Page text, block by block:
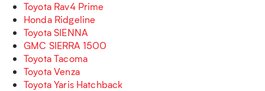
Toyota Rav4 Prime
Honda Ridgeline
Toyota SIENNA
GMC SIERRA 1500
Toyota Tacoma
Toyota Venza
Toyota Yaris Hatchback